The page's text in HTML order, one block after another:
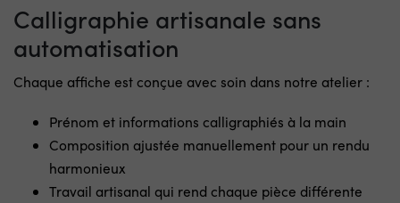
Calligraphie artisanale sans
automatisation
Chaque affiche est conçue avec soin dans notre atelier :
Prénom et informations calligraphiés à la main
Composition ajustée manuellement pour un rendu
harmonieux
Travail artisanal qui rend chaque pièce différente